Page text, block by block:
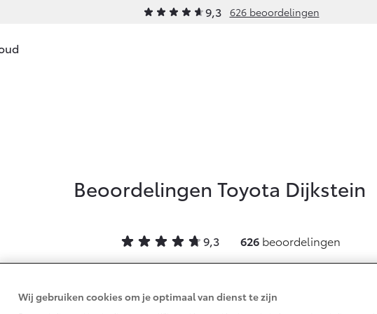
9,3 626 beoordelingen
Service Documentatie
Toyota fabrieksgarantie
10 jaar Toyota garantie
Banden
Beoordelingen Toyota Dijkstein
9,3 626beoordelingen
Wij gebruiken cookies om je optimaal van dienst te zijn